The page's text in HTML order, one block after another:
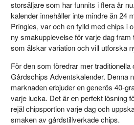
storsäljare som har funnits i flera år
kalender innehåller inte mindre än 24
Pringles, var och en fylld med chips i
ny smakupplevelse för varje dag fram
som älskar variation och vill utforska
För den som föredrar mer
Gårdschips Adventskalender. Denna
marknaden erbjuder en generös 40-
varje lucka. Det är en perfekt lösning
rejäl chipsportion varje dag och
smaken av gårdstillverkade chips.